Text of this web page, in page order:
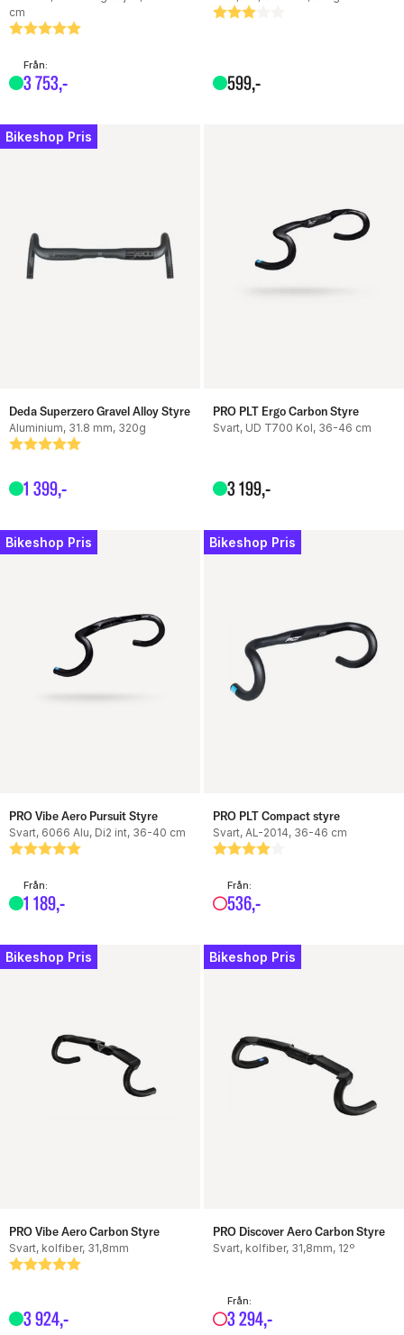
cm
Betyg:
5.0 utav 5 stjärnor
3753,-
Från:
Betyg:
3.0 utav 5 stjärnor
599,-
Bikeshop Pris
Deda Superzero Gravel Alloy Styre
Aluminium, 31.8 mm, 320g
Betyg:
5.0 utav 5 stjärnor
1 399,-
PRO PLT Ergo Carbon Styre
Svart, UD T700 Kol, 36-46 cm
3199,-
Bikeshop Pris
PRO Vibe Aero Pursuit Styre
Svart, 6066 Alu, Di2 int, 36-40 cm
Betyg:
5.0 utav 5 stjärnor
1 189,-
Från:
Bikeshop Pris
PRO PLT Compact styre
Svart, AL-2014, 36-46 cm
Betyg:
4.0 utav 5 stjärnor
536,-
Från:
Bikeshop Pris
PRO Vibe Aero Carbon Styre
Svart, kolfiber, 31,8mm
Betyg:
5.0 utav 5 stjärnor
3924,-
Bikeshop Pris
PRO Discover Aero Carbon Styre
Svart, kolfiber, 31,8mm, 12º
3294,-
Från: